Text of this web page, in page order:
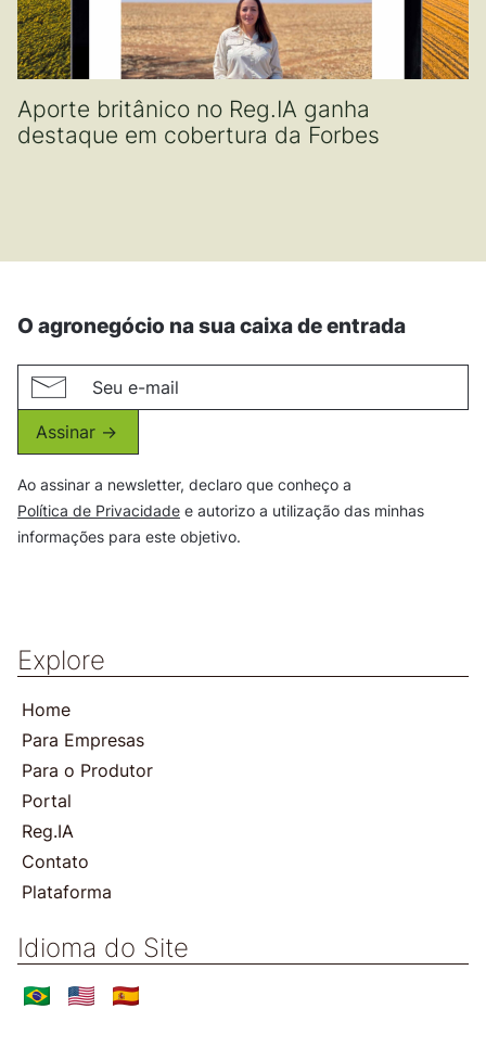
Aporte britânico no Reg.IA ganha
destaque em cobertura da Forbes
Explore
Home
Para Empresas
Para o Produtor
Portal
Reg.IA
Contato
Plataforma
Idioma do Site
O agronegócio na sua caixa de entrada
Assinar ->
Ao assinar a newsletter, declaro que conheço a
Política de Privacidade e autorizo a utilização das minhas
informações para este objetivo.